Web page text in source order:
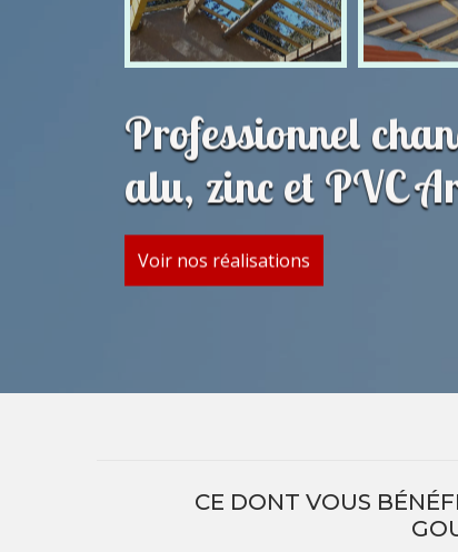
Professionnel
alu, zinc et PVC
Voir nos réalisations
CE DONT VOUS